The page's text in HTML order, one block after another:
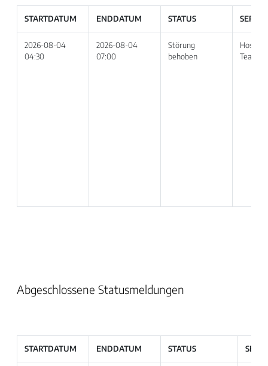
STARTDATUM ENDDATUM STATUS
2026-08-04
04:30
2026-08-04
07:00
Störung
behoben
Hosted
Teams
Abgeschlossene Statusmeldungen
STARTDATUM ENDDATUM STATUS